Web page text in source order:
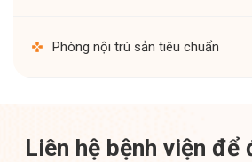
Phòng nội trú sản tiêu chuẩn
Liên hệ bệnh viện để